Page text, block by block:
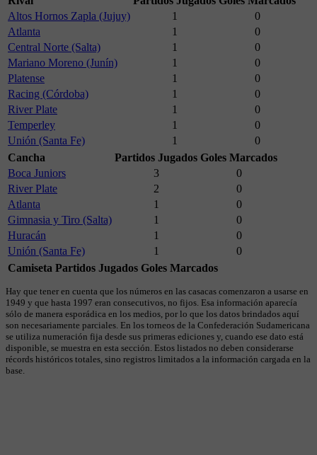
Altos Hornos Zapla (Jujuy)
1
0
Atlanta
1
0
Central Norte (Salta)
1
0
Mariano Moreno (Junín)
1
0
Platense
1
0
Racing (Córdoba)
1
0
River Plate
1
0
Temperley
1
0
Unión (Santa Fe)
1
0
Cancha
Partidos Jugados Goles Marcados
Boca Juniors
3
0
River Plate
2
0
Atlanta
1
0
Gimnasia y Tiro (Salta)
1
0
Huracán
1
0
Unión (Santa Fe)
1
0
Camiseta Partidos Jugados Goles Marcados
Hay que tener en cuenta que los números en las casacas comenzaron a usarse en
1949 y que hasta 1997 eran consecutivos, no fijos. Esa información aparecía
sólo de manera esporádica en los medios, por lo que los datos brindados aquí
son necesariamente parciales. En los torneos de la Confederación Sudamericana
se utiliza numeración fija desde sus primeras ediciones y, cuando ese dato está
disponible, se muestra en esta sección. Estos listados no deben considerarse
récords históricos totales, sino registros limitados a la información cargada en la
base.